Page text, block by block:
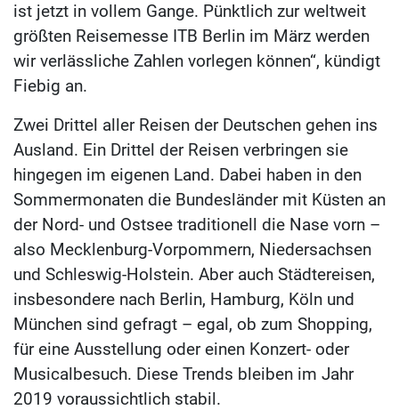
ist jetzt in vollem Gange. Pünktlich zur weltweit
größten Reisemesse ITB Berlin im März werden
wir verlässliche Zahlen vorlegen können“, kündigt
Fiebig an.
Zwei Drittel aller Reisen der Deutschen gehen ins
Ausland. Ein Drittel der Reisen verbringen sie
hingegen im eigenen Land. Dabei haben in den
Sommermonaten die Bundesländer mit Küsten an
der Nord- und Ostsee traditionell die Nase vorn –
also Mecklenburg-Vorpommern, Niedersachsen
und Schleswig-Holstein. Aber auch Städtereisen,
insbesondere nach Berlin, Hamburg, Köln und
München sind gefragt – egal, ob zum Shopping,
für eine Ausstellung oder einen Konzert- oder
Musicalbesuch. Diese Trends bleiben im Jahr
2019 voraussichtlich stabil.